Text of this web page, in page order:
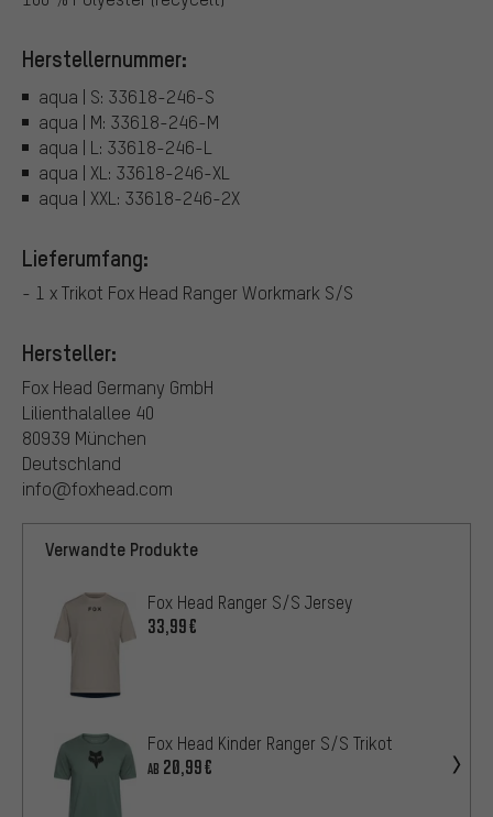
Herstellernummer:
aqua | S: 33618-246-S
aqua | M: 33618-246-M
aqua | L: 33618-246-L
aqua | XL: 33618-246-XL
aqua | XXL: 33618-246-2X
Lieferumfang:
- 1 x Trikot Fox Head Ranger Workmark S/S
Hersteller:
Fox Head Germany GmbH
Lilienthalallee 40
80939 München
Deutschland
info@foxhead.com
Verwandte Produkte
Fox Head Ranger S/S Jersey
33,99€
Fox Head Kinder Ranger S/S Trikot
AB 20,99€